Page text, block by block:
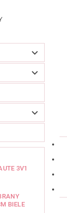
3V1
BIELE